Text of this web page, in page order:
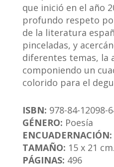
que inició en el año
profundo respeto
de la literatura
pinceladas, y
diferentes temas, la
componiendo un
colorido para el
ISBN: 978-84-12098-
GÉNERO: Poesía
ENCUADERNACIÓN:
TAMAÑO: 15 x 21 cm.
PÁGINAS: 496